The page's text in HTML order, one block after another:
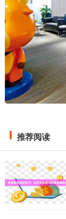
推荐阅读